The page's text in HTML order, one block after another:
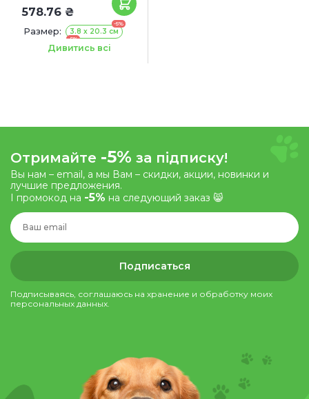
578.76 ₴
Размер:
-5%
3.8 х 20.3 см
-5%
5.1 х 29.2 см
Дивитись всі
Отримайте -5% за підписку!
Вы нам – email, а мы Вам – скидки, акции, новинки и
лучшие предложения.
І промокод на -5% на следующий заказ 😸
Подписаться
Подписываясь, соглашаюсь на хранение и обработку моих
персональных данных.